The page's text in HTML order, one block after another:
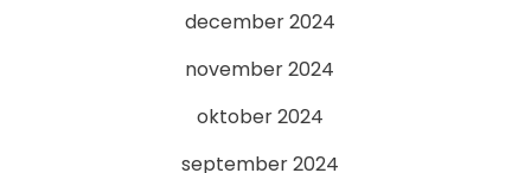
december 2024
november 2024
oktober 2024
september 2024